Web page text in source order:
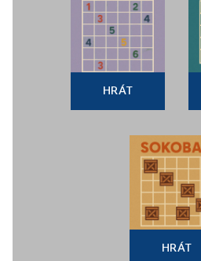
HRÁT
HRÁT